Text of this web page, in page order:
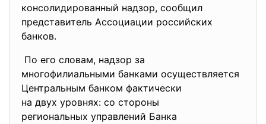
консолидированный надзор, сообщил
представитель Ассоциации российских
банков.
По его словам, надзор за
многофилиальными банками осуществляется
Центральным банком фактически
на двух уровнях: со стороны
региональных управлений Банка